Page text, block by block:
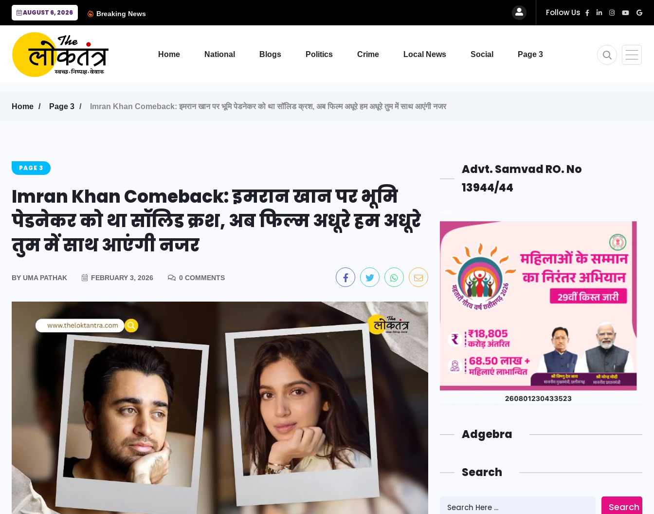
AUGUST 6, 2026 Breaking News Follow Us
Home National Blogs Politics Crime Local News Social Page 3
Home Page 3 Imran Khan Comeback: इमरान खान पर भूमि पेडनेकर को था सॉलिड क्रश, अब फिल्म अधूरे हम अधूरे तुम में साथ आएंगी नजर
PAGE 3
Imran Khan Comeback: इमरान खान पर भूमि
पेडनेकर को था सॉलिड क्रश, अब फिल्म अधूरे हम अधूरे
तुम में साथ आएंगी नजर
BY UMA PATHAK FEBRUARY 3, 2026 0 COMMENTS
Advt. Samvad RO. No
13944/44
Adgebra
Search
Search